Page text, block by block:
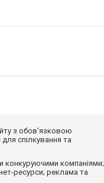
з обов'язковою
спілкування та
конкуруючими компаніями;
ресурси; реклама та